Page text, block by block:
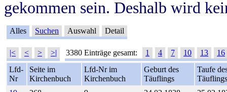
gekommen sein. Deshalb wird
Alles Suchen Auswahl Detail
|< < > >| 3380 Einträge gesamt: 1 4 7 10 13
16
Lfd-
Nr
Seite im
Kirchenbuch
Lfd-Nr im
Kirchenbuch
Geburt des
Täuflings
Taufe
Täuflings